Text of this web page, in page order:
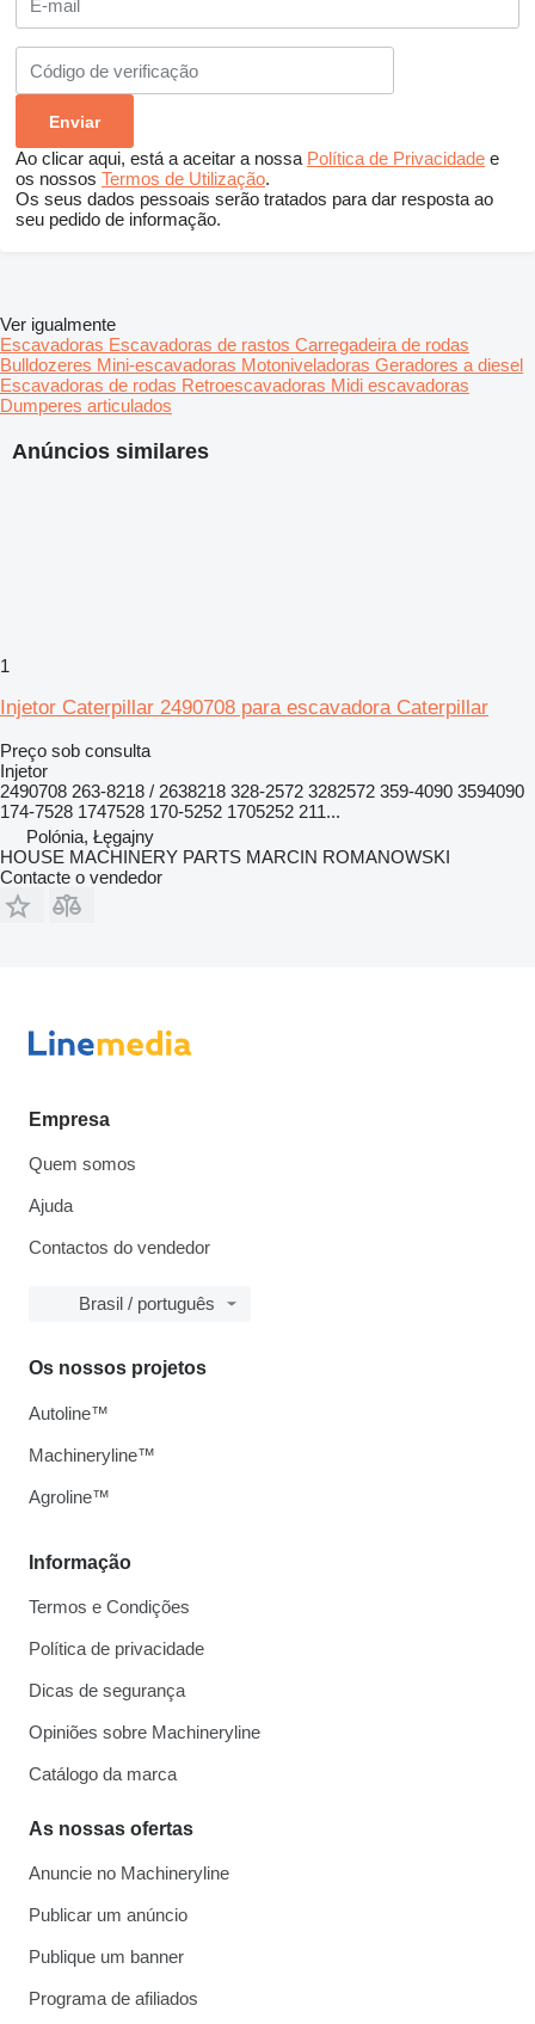
Ao clicar aqui, está a aceitar a nossa Política de Privacidade e
os nossos Termos de Utilização.
Os seus dados pessoais serão tratados para dar resposta ao
seu pedido de informação.
Anúncios similares
1
Injetor Caterpillar 2490708 para escavadora Caterpillar
Preço sob consulta
Injetor
2490708 263-8218 / 2638218 328-2572 3282572 359-4090 3594090
174-7528 1747528 170-5252 1705252 211...
Polónia, Łęgajny
HOUSE MACHINERY PARTS MARCIN ROMANOWSKI
Contacte o vendedor
Ver igualmente
Escavadoras Escavadoras de rastos Carregadeira de rodas
Bulldozeres Mini-escavadoras Motoniveladoras Geradores a diesel
Escavadoras de rodas Retroescavadoras Midi escavadoras
Dumperes articulados
Empresa
Quem somos
Ajuda
Contactos do vendedor
Brasil / português
Informação
Termos e Condições
Política de privacidade
Dicas de segurança
Opiniões sobre Machineryline
Catálogo da marca
As nossas ofertas
Anuncie no Machineryline
Publicar um anúncio
Publique um banner
Programa de afiliados
Os nossos projetos
Autoline™
Machineryline™
Agroline™